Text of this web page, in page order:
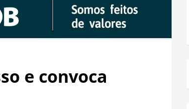
e convoca